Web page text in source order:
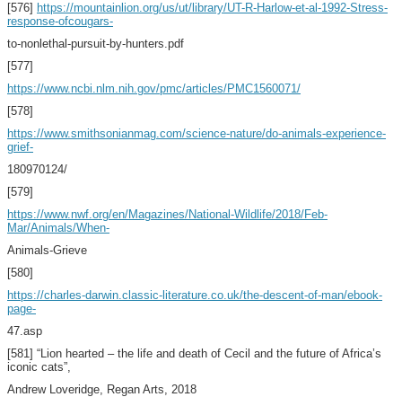
[576] https://mountainlion.org/us/ut/library/UT-R-Harlow-et-al-1992-Stress-
response-ofcougars-
to-nonlethal-pursuit-by-hunters.pdf
[577]
https://www.ncbi.nlm.nih.gov/pmc/articles/PMC1560071/
[578]
https://www.smithsonianmag.com/science-nature/do-animals-experience-
grief-
180970124/
[579]
https://www.nwf.org/en/Magazines/National-Wildlife/2018/Feb-
Mar/Animals/When-
Animals-Grieve
[580]
https://charles-darwin.classic-literature.co.uk/the-descent-of-man/ebook-
page-
47.asp
[581] “Lion hearted – the life and death of Cecil and the future of Africa’s
iconic cats”,
Andrew Loveridge, Regan Arts, 2018